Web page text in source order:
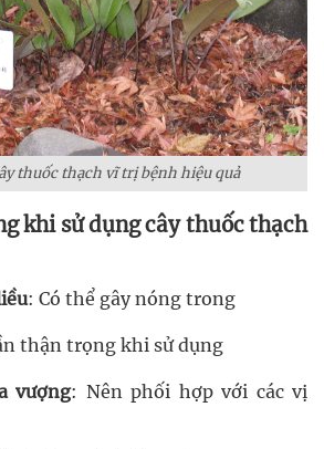
thuốc thạch vĩ trị bệnh hiệu quả
khi sử dụng cây thuốc thạch
: Có thể gây nóng trong
thận trọng khi sử dụng
vượng: Nên phối hợp với các vị